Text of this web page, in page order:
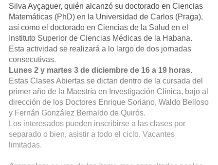
Silva Ayçaguer, quién alcanzó su doctorado en Ciencias
Matemáticas (PhD) en la Universidad de Carlos (Praga),
así como el doctorado en Ciencias de la Salud en el
Instituto Superior de Ciencias Médicas de la Habana.
Esta actividad se realizará a lo largo de dos jornadas
consecutivas.
Lunes 2 y martes 3 de diciembre de 16 a 19 horas.
Estas Clases Abiertas se dictan dentro de la cursada del
primer año de la Maestría en Investigación Clínica, bajo al
dirección de los Doctores Enrique Soriano, Waldo Belloso
y Fernán González Bernaldo de Quirós.
Los interesados pueden inscribirse a las clases por
separado o bien, asistir a todo el ciclo. Vacantes
limitadas.